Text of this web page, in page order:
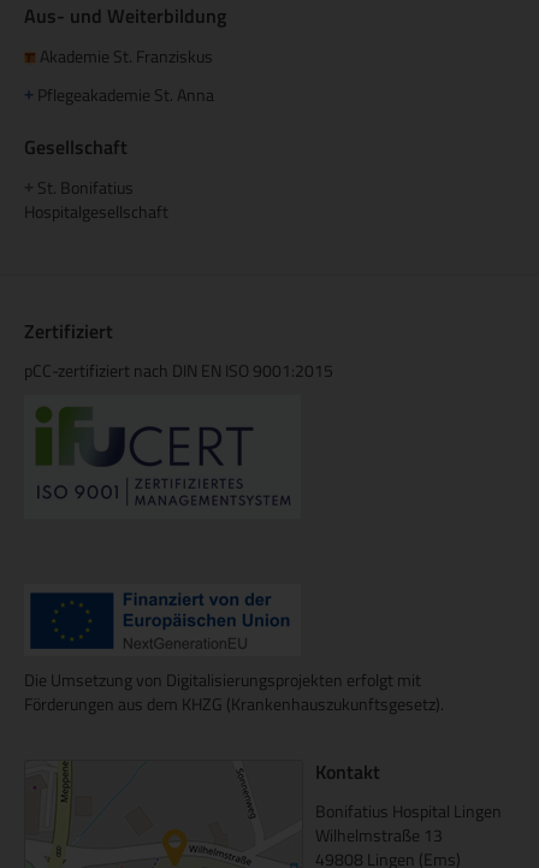
Aus- und Weiterbildung
Akademie St. Franziskus
+ Pflegeakademie St. Anna
Gesellschaft
St. Bonifatius
Hospitalgesellschaft
Zertifiziert
pCC-zertifiziert nach DIN EN ISO 9001:2015
Die Umsetzung von Digitalisierungsprojekten erfolgt mit
Förderungen aus dem KHZG (Krankenhauszukunftsgesetz).
Kontakt
Bonifatius Hospital Lingen
Wilhelmstraße 13
49808 Lingen (Ems)